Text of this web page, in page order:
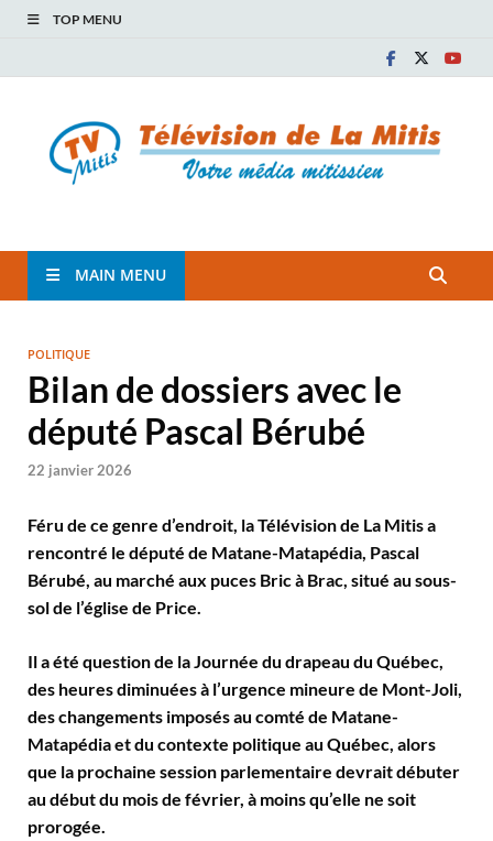
TOP MENU
TVM
MAIN MENU
POLITIQUE
Bilan de dossiers avec le
député Pascal Bérubé
22 janvier 2026
Féru de ce genre d’endroit, la Télévision de La Mitis a
rencontré le député de Matane-Matapédia, Pascal
Bérubé, au marché aux puces Bric à Brac, situé au sous-
sol de l’église de Price.
Il a été question de la Journée du drapeau du Québec,
des heures diminuées à l’urgence mineure de Mont-Joli,
des changements imposés au comté de Matane-
Matapédia et du contexte politique au Québec, alors
que la prochaine session parlementaire devrait débuter
au début du mois de février, à moins qu’elle ne soit
prorogée.